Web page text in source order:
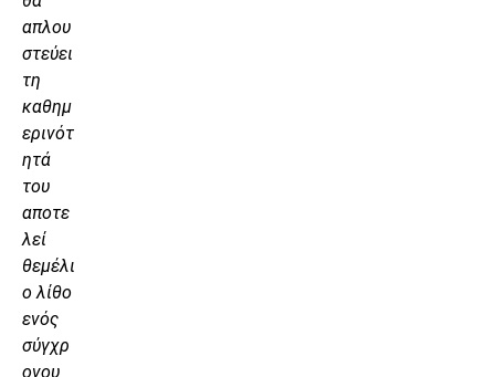
απλου
στεύει
τη
καθημ
ερινότ
ητά
του
αποτε
λεί
θεμέλι
ο λίθο
ενός
σύγχρ
ονου